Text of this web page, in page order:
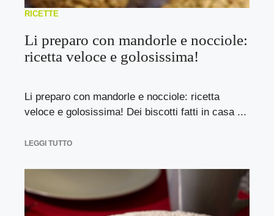
RICETTE
Li preparo con mandorle e nocciole:
ricetta veloce e golosissima!
Li preparo con mandorle e nocciole: ricetta
veloce e golosissima! Dei biscotti fatti in casa ...
LEGGI TUTTO